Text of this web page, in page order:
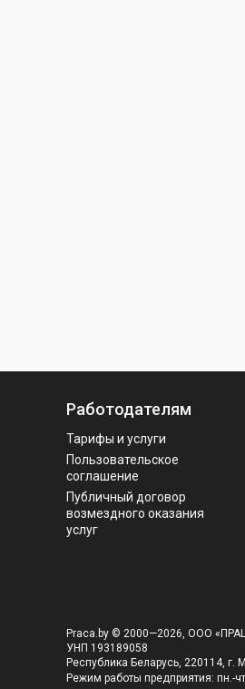
Работодателям
Тарифы и услуги
Пользовательское
соглашение
Публичный договор
возмездного оказания
услуг
Praca.by © 2000—2026, ООО
УНП 193189058
Республика Беларусь, 220114,
Режим работы предприятия: пн.-